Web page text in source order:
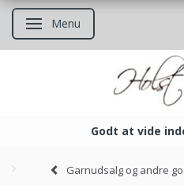
Skifte navigation
Menu
Godt at vide
Garnudsalg og andre